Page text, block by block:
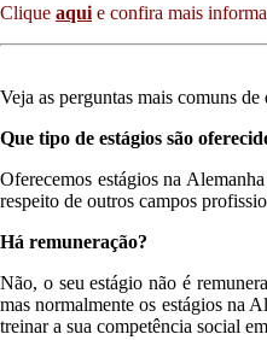
Clique aqui e confira mais
Veja as perguntas mais comuns
Que tipo de estágios são
Oferecemos estágios na
respeito de outros campos
Há remuneração?
Não, o seu estágio não é
mas normalmente os estágios na
treinar a sua competência social